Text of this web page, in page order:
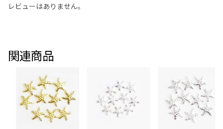
レビューはありません。
関連商品